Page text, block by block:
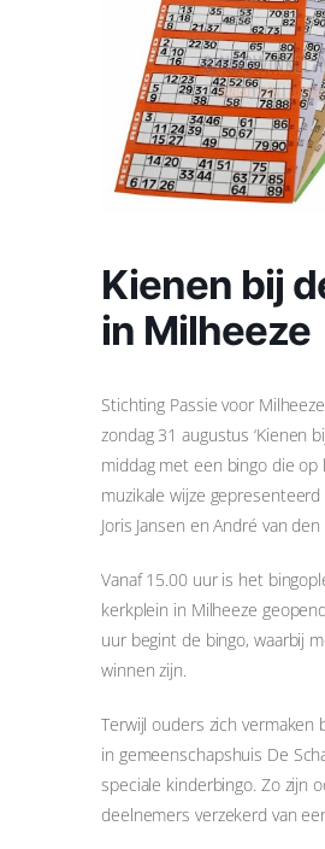
Kienen bij
in Milheeze
Stichting Passie voor
zondag 31 augustus ‘Kienen
middag met een bingo die op
muzikale wijze
Joris Jansen en André van
Vanaf 15.00 uur is het
kerkplein in Milheeze
uur begint de bingo, waarbij
winnen zijn.
Terwijl ouders zich vermaken
in gemeenschapshuis De
speciale kinderbingo. Zo zijn
deelnemers verzekerd van